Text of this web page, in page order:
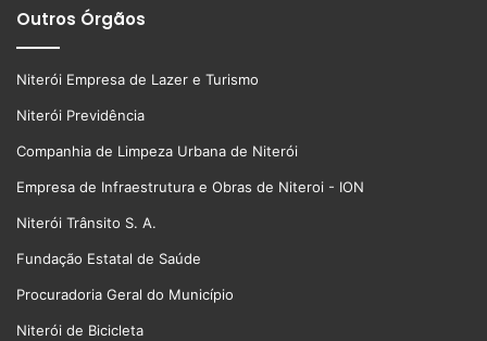
Outros Órgãos
Niterói Empresa de Lazer e Turismo
Niterói Previdência
Companhia de Limpeza Urbana de Niterói
Empresa de Infraestrutura e Obras de Niteroi - ION
Niterói Trânsito S. A.
Fundação Estatal de Saúde
Procuradoria Geral do Município
Niterói de Bicicleta